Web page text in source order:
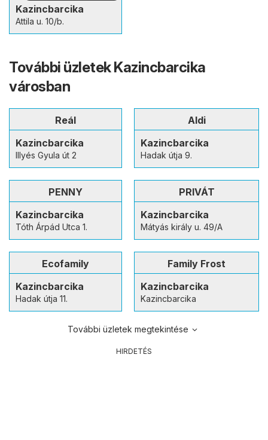
Kazincbarcika
Attila u. 10/b.
További üzletek Kazincbarcika
városban
Reál
Kazincbarcika
Illyés Gyula út 2
Aldi
Kazincbarcika
Hadak útja 9.
PENNY
Kazincbarcika
Tóth Árpád Utca 1.
PRIVÁT
Kazincbarcika
Mátyás király u. 49/A
Ecofamily
Kazincbarcika
Hadak útja 11.
Family Frost
Kazincbarcika
Kazincbarcika
További üzletek megtekintése
HIRDETÉS